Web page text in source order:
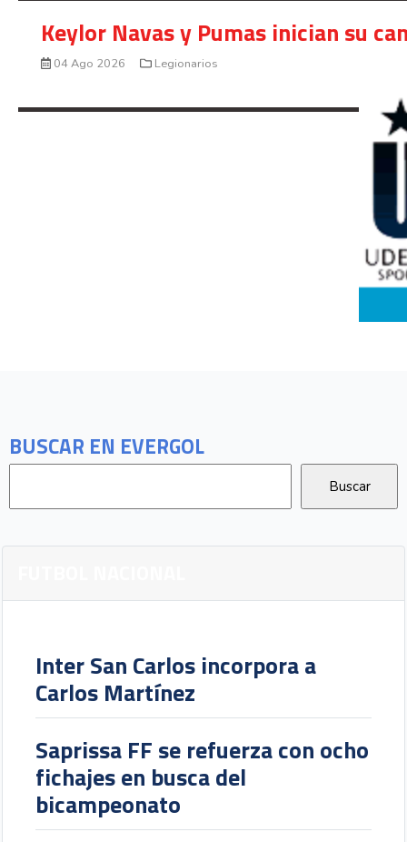
BUSCAR EN EVERGOL
Inter San Carlos incorpora a
Carlos Martínez
Saprissa FF se refuerza con ocho
fichajes en busca del
bicampeonato
Keylor Navas y Pumas inician su
04 Ago 2026 Legionarios